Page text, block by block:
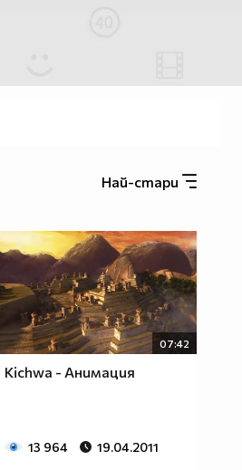
Най-стари
07:42
Kichwa - Анимация
13 964 19.04.2011